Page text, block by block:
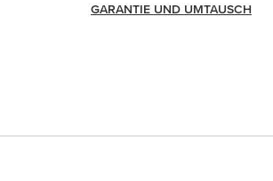
GARANTIE UND UMTAUSCH